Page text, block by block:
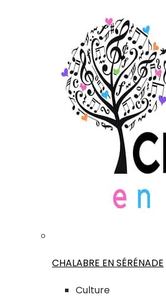
CHALABRE EN SÉRÉNADE
Culture